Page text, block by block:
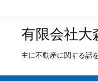
有限会社大
主に不動産に関する話